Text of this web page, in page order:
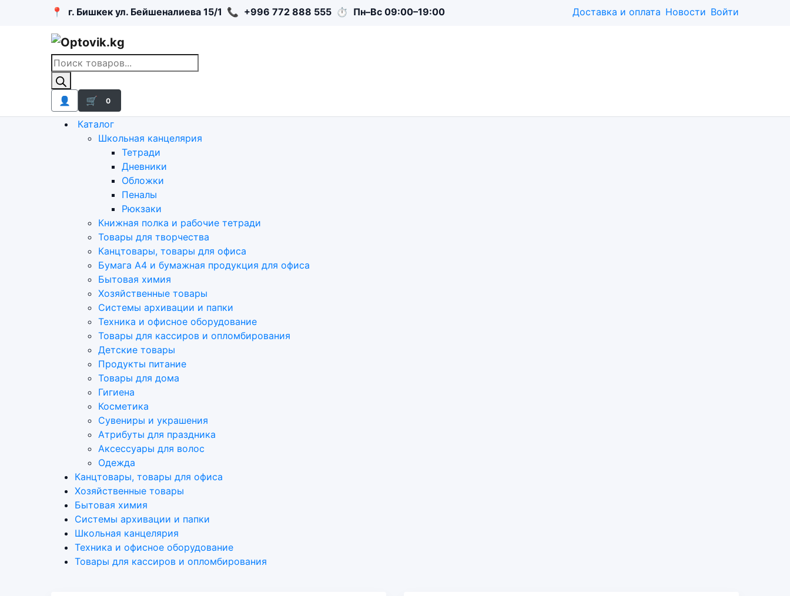
📍 г. Бишкек ул. Бейшеналиева 15/1 📞 +996 772 888 555 ⏱ Пн–Вс 09:00–19:00 Доставка и оплата Новости Войти
Поиск
товаров
👤 🛒 0
Каталог
Школьная канцелярия
Тетради
Дневники
Обложки
Пеналы
Рюкзаки
Книжная полка и рабочие тетради
Товары для творчества
Канцтовары, товары для офиса
Бумага А4 и бумажная продукция для офиса
Бытовая химия
Хозяйственные товары
Системы архивации и папки
Техника и офисное оборудование
Товары для кассиров и опломбирования
Детские товары
Продукты питание
Товары для дома
Гигиена
Косметика
Сувениры и украшения
Атрибуты для праздника
Аксеcсуары для волос
Одежда
Канцтовары, товары для офиса
Хозяйственные товары
Бытовая химия
Системы архивации и папки
Школьная канцелярия
Техника и офисное оборудование
Товары для кассиров и опломбирования